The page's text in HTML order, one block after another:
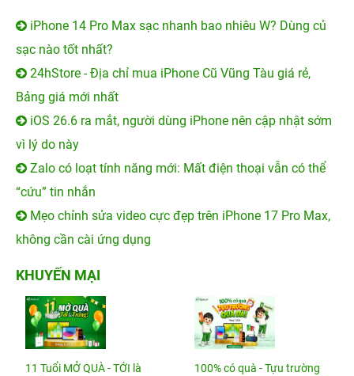
iPhone 14 Pro Max sạc nhanh bao nhiêu W? Dùng củ
sạc nào tốt nhất?
24hStore - Địa chỉ mua iPhone Cũ Vũng Tàu giá rẻ,
Bảng giá mới nhất
iOS 26.6 ra mắt, người dùng iPhone nên cập nhật sớm
vì lý do này
Zalo có loạt tính năng mới: Mất điện thoại vẫn có thể
“cứu” tin nhắn
Mẹo chỉnh sửa video cực đẹp trên iPhone 17 Pro Max,
không cần cài ứng dụng
KHUYẾN MẠI
11 Tuổi MỞ QUÀ - TỚI là
100% có quà - Tựu trường